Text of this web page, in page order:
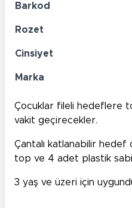
Barkod
Rozet
Cinsiyet
Marka
Çocuklar fileli hedeflere
vakit geçirecekler.
Çantalı katlanabilir
top ve 4 adet plastik
3 yaş ve üzeri için